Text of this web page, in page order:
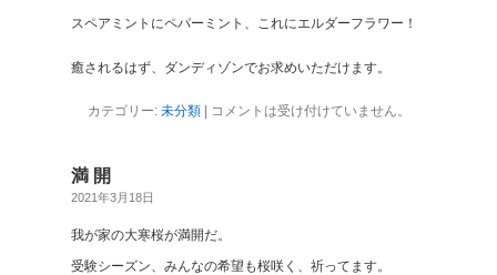
スペアミントにペパーミント、これにエルダーフラワー！
癒されるはず、ダンディゾンでお求めいただけます。
カテゴリー: 未分類| コメントは受け付けていません。
満 開
2021年3月18日
我が家の大寒桜が満開だ。
受験シーズン、みんなの希望も桜咲く、祈ってます。